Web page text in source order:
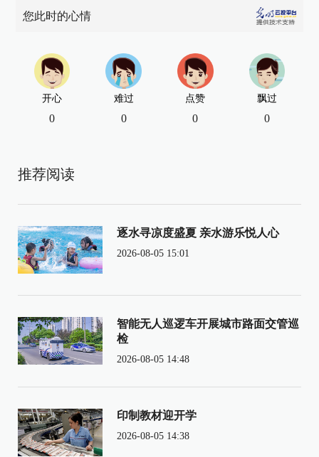
您此时的心情
开心
0
难过
0
点赞
0
飘过
0
推荐阅读
逐水寻凉度盛夏 亲水游乐悦人心
2026-08-05 15:01
智能无人巡逻车开展城市路面交管巡
检
2026-08-05 14:48
印制教材迎开学
2026-08-05 14:38